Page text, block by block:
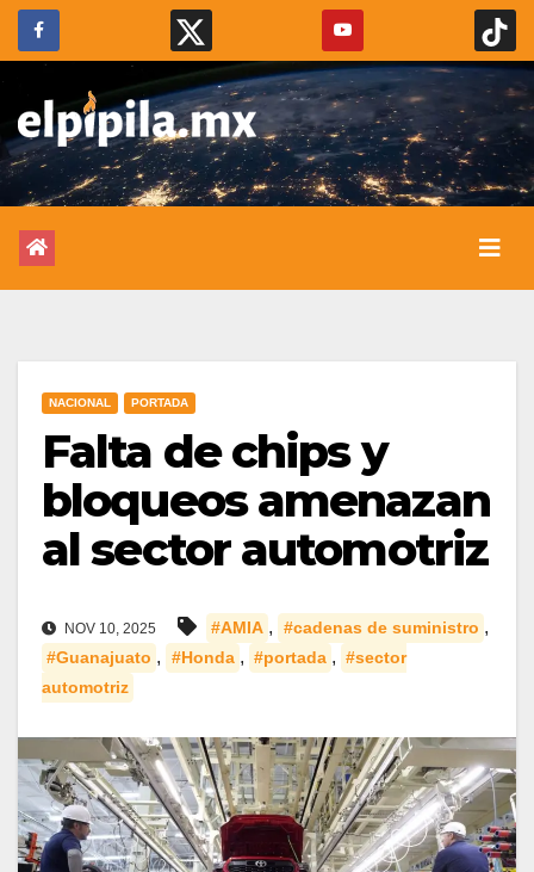
NACIONAL PORTADA
Falta de chips y
bloqueos amenazan
al sector automotriz
NOV 10, 2025 #AMIA , #cadenas de suministro ,
#Guanajuato , #Honda , #portada , #sector
automotriz